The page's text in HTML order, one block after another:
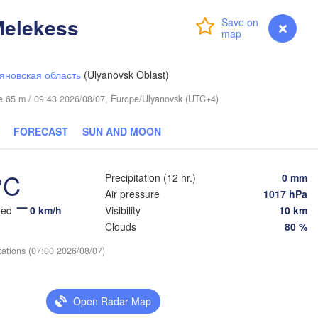
Login myVentusky Forecast
область (Ulyanovsk Oblast)
65 m / 09:43 2026/08/07, Europe/Ulyanovsk (UTC+4)
FORECAST SUN AND MOON
0 km/h
Precipitation (12 hr.)
0 mm
Air pressure
1017 hPa
Visibility
10 km
Clouds
80 %
(07:00 2026/08/07)
Open Radar Map
(Tyumen)
(Chelyabinsk)